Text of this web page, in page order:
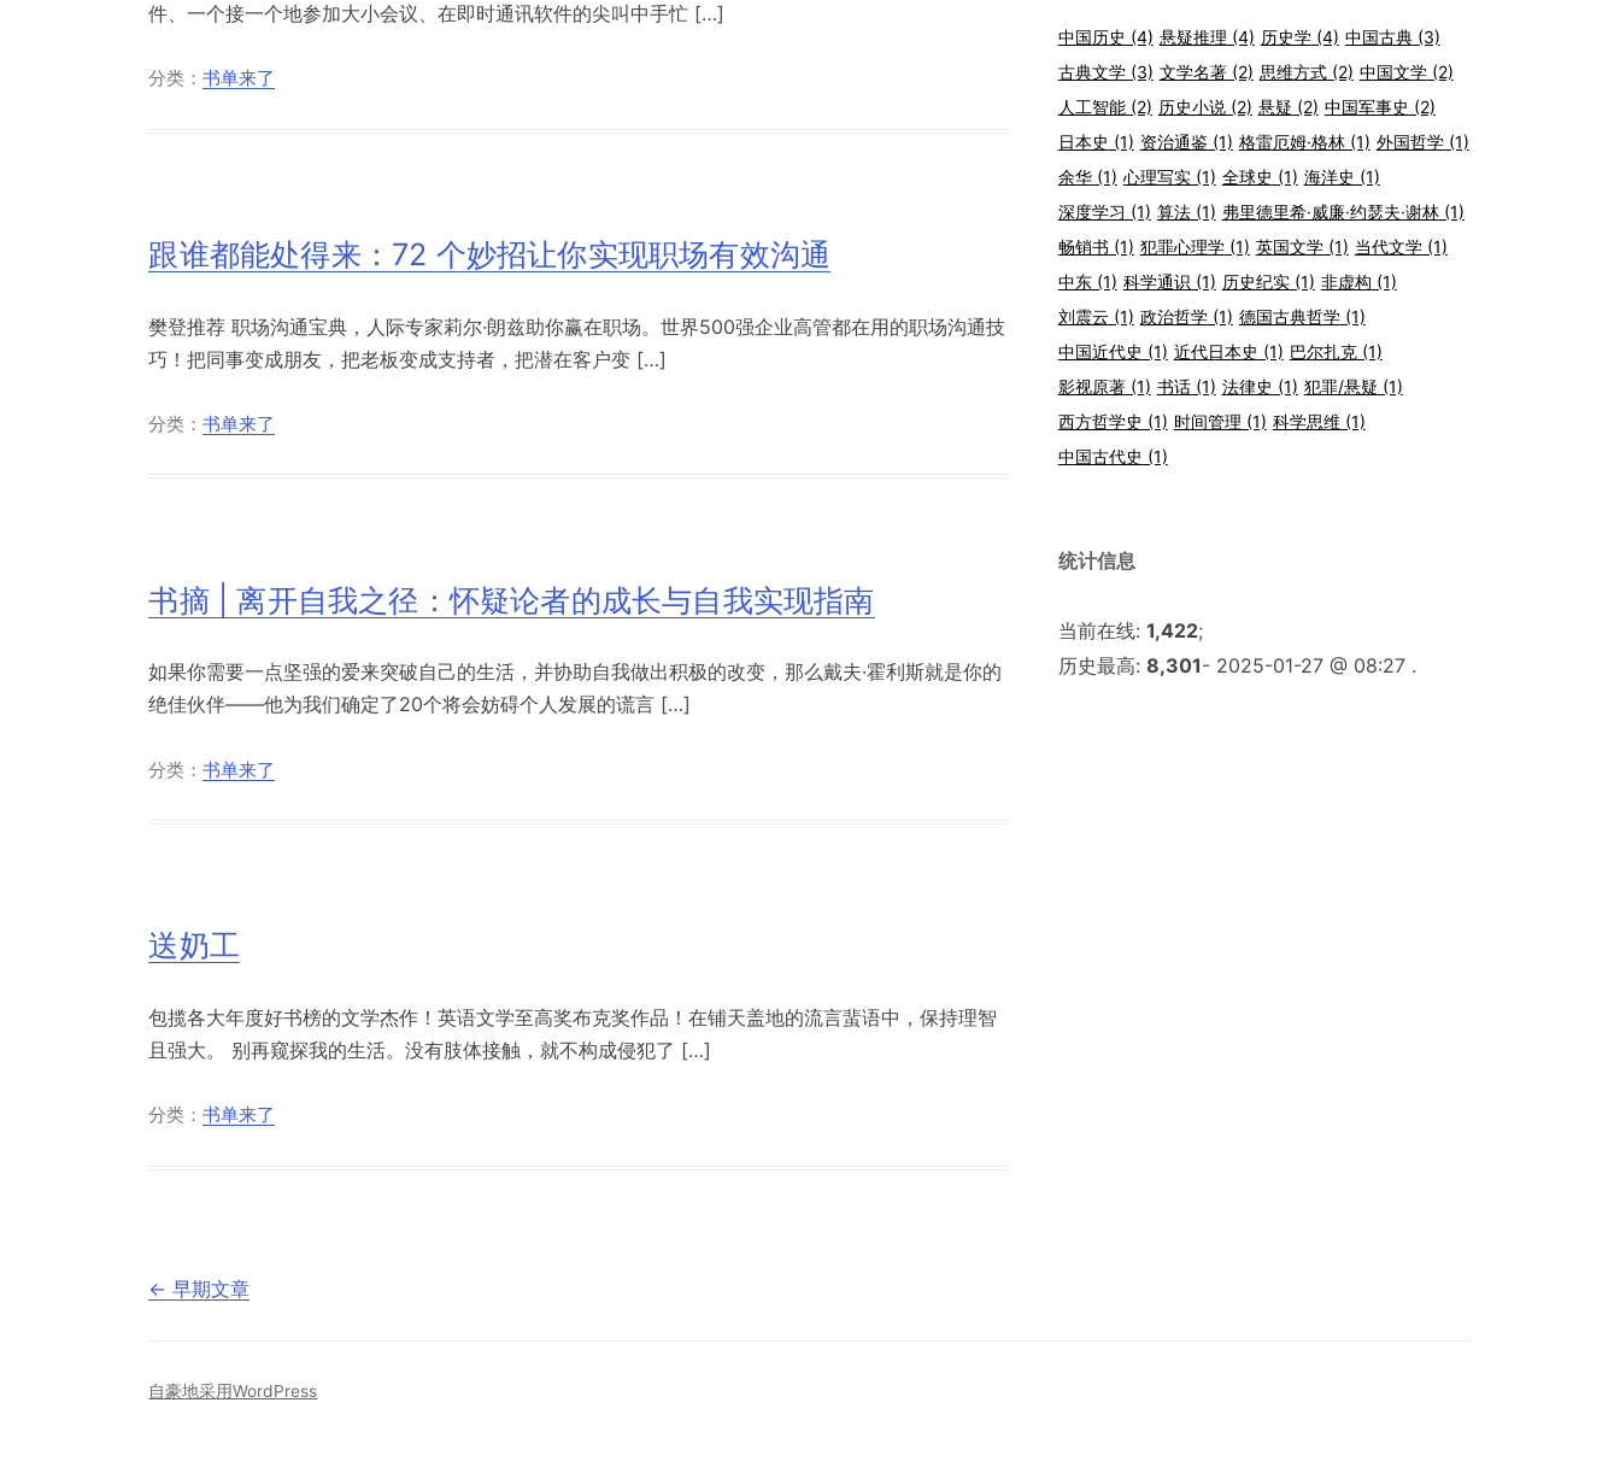
件、一个接一个地参加大小会议、在即时通讯软件的尖叫中手忙 […]
分类：书单来了
跟谁都能处得来：72 个妙招让你实现职场有效沟通
樊登推荐 职场沟通宝典，人际专家莉尔·朗兹助你赢在职场。世界500强企业高管都在用的职场沟通技
巧！把同事变成朋友，把老板变成支持者，把潜在客户变 […]
分类：书单来了
书摘 | 离开自我之径：怀疑论者的成长与自我实现指南
如果你需要一点坚强的爱来突破自己的生活，并协助自我做出积极的改变，那么戴夫·霍利斯就是你的
绝佳伙伴——他为我们确定了20个将会妨碍个人发展的谎言 […]
分类：书单来了
送奶工
包揽各大年度好书榜的文学杰作！英语文学至高奖布克奖作品！在铺天盖地的流言蜚语中，保持理智
且强大。 别再窥探我的生活。没有肢体接触，就不构成侵犯了 […]
分类：书单来了
文
章
← 早期文章
中国历史 (4) 悬疑推理 (4) 历史学(4) 中国古典(3)
古典文学(3) 文学名著(2) 思维方式(2) 中国文学(2)
人工智能(2) 历史小说(2) 悬疑 (2) 中国军事史 (2)
日本史 (1) 资治通鉴(1) 格雷厄姆·格林(1) 外国哲学(1)
余华(1) 心理写实(1) 全球史 (1) 海洋史 (1)
深度学习 (1) 算法(1) 弗里德里希·威廉·约瑟夫·谢林(1)
畅销书 (1) 犯罪心理学(1) 英国文学(1) 当代文学(1)
中东(1) 科学通识 (1) 历史纪实(1) 非虚构 (1)
刘震云 (1) 政治哲学(1) 德国古典哲学(1)
中国近代史 (1) 近代日本史 (1) 巴尔扎克(1)
影视原著(1) 书话(1) 法律史 (1) 犯罪/悬疑 (1)
西方哲学史 (1) 时间管理 (1) 科学思维(1)
中国古代史 (1)
统计信息
当前在线: 1,422;
历史最高: 8,301- 2025-01-27 @ 08:27 .
自豪地采用WordPress